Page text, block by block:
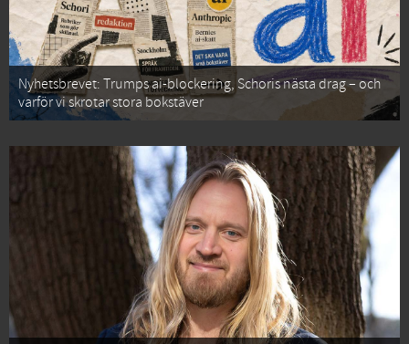
Nyhetsbrevet: Trumps ai-blockering, Schoris nästa drag – och
varför vi skrotar stora bokstäver